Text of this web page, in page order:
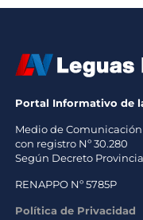
Portal Informativo de
Medio de Comunicación
con registro Nº 30.280
Según Decreto
RENAPPO Nº 5785P
Política de Privacidad